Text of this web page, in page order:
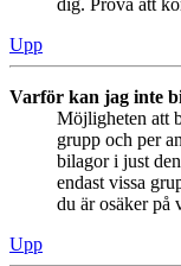
dig. Pröva att
Upp
Varför kan jag inte
Möjligheten att
grupp och per
bilagor i just
endast vissa
du är osäker på
Upp